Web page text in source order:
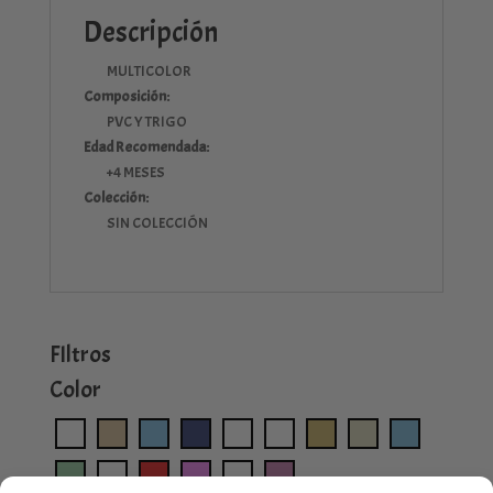
Descripción
MULTICOLOR
Composición:
PVC Y TRIGO
Edad Recomendada:
+4 MESES
Colección:
SIN COLECCIÓN
FIltros
Color